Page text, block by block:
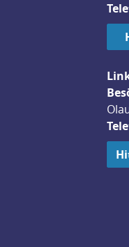
webbplats,